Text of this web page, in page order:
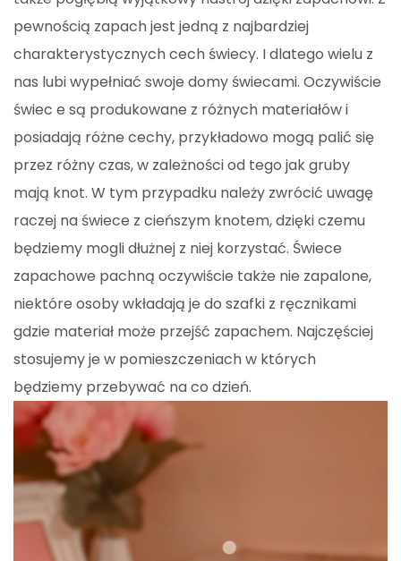
pewnością zapach jest jedną z najbardziej
charakterystycznych cech świecy. I dlatego wielu z
nas lubi wypełniać swoje domy świecami. Oczywiście
świec e są produkowane z różnych materiałów i
posiadają różne cechy, przykładowo mogą palić się
przez różny czas, w zależności od tego jak gruby
mają knot. W tym przypadku należy zwrócić uwagę
raczej na świece z cieńszym knotem, dzięki czemu
będziemy mogli dłużnej z niej korzystać. Świece
zapachowe pachną oczywiście także nie zapalone,
niektóre osoby wkładają je do szafki z ręcznikami
gdzie materiał może przejść zapachem. Najczęściej
stosujemy je w pomieszczeniach w których
będziemy przebywać na co dzień.